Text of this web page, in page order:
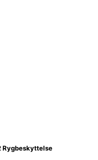
Rygbeskyttelse